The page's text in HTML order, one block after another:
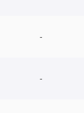
-
-